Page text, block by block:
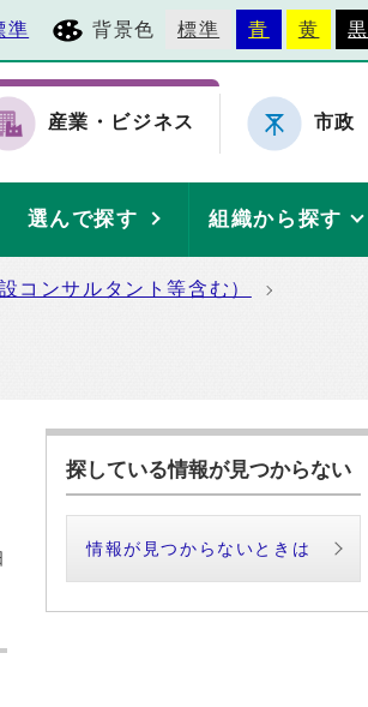
準 背景色 標準 青 黄 黒
産業・ビジネス 市政
選んで探す 組織から探す
コンサルタント等含む）
探している情報が見つからない
情報が見つからないときは